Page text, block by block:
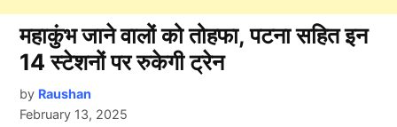
महाकुंभ जाने वालों को तोहफा, पटना सहित इन
14 स्टेशनों पर रुकेगी ट्रेन
by Raushan
February 13, 2025